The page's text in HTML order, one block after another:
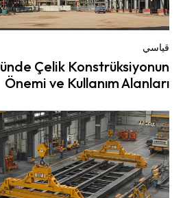
قياسي
Çelik Konstrüksiyonun
Önemi ve Kullanım Alanları